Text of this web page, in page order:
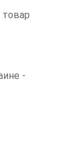
товар
-